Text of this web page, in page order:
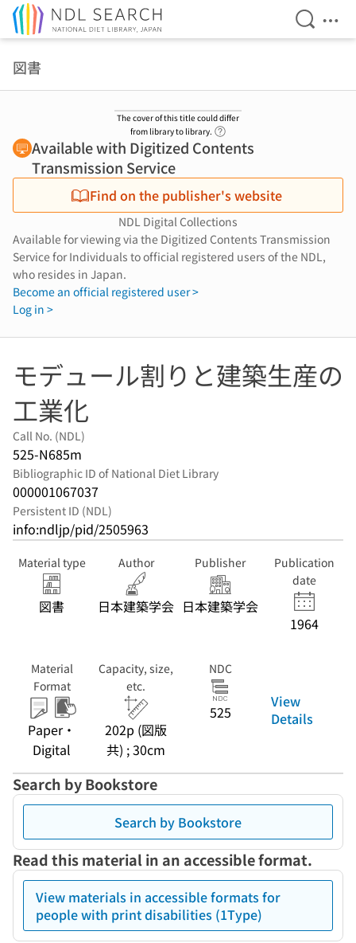
Open
図書
The cover of this title could differ
from library to library.
Available with Digitized Contents
Transmission Service
Find on the publisher's website
NDL Digital Collections
Available for viewing via the Digitized Contents Transmission
Service for Individuals to official registered users of the NDL,
who resides in Japan.
Become an official registered user >
Log in >
モデュール割りと建築生産の
工業化
Call No. (NDL)
525-N685m
Bibliographic ID of National Diet Library
000001067037
Persistent ID (NDL)
info:ndljp/pid/2505963
Material type
図書
Author
日本建築学会
Publisher
日本建築学会
Publication
date
1964
Material
Format
Paper・
Digital
Capacity, size,
etc.
202p (図版
共) ; 30cm
NDC
525
View
Details
Search by Bookstore
Search by Bookstore
Read this material in an accessible format.
View materials in accessible formats for
people with print disabilities (1Type)